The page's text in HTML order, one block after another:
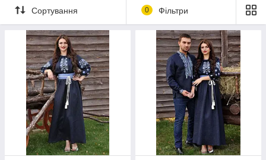
Сортування 0 Фільтри